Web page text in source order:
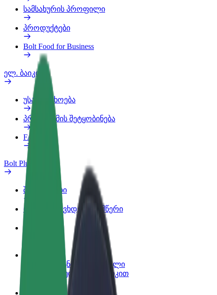
სამსახურის პროფილი
პროდუქტები
Bolt Food for Business
ელ. ბაიკი
უსაფრთხოება
პრობლემის შეტყობინება
FAQ
Bolt Plus
შეღავათები
როგორ გავხდე გამომწერი
გახდი პარტნიორი მძღოლი
იმუშავე საკუთარი გრაფიკით